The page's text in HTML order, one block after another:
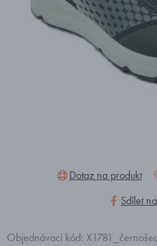
Dotaz na produkt
Sdílet
Objednávací kód: